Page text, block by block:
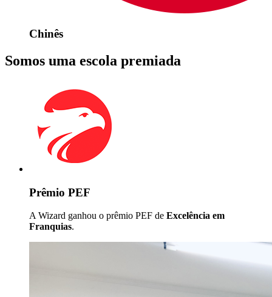
Chinês
Somos uma escola premiada
Prêmio PEF
A Wizard ganhou o prêmio PEF de Excelência em
Franquias.